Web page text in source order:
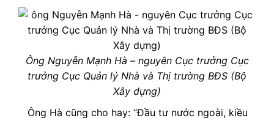
Ông Nguyễn Mạnh Hà – nguyên Cục trưởng Cục
trưởng Cục Quản lý Nhà và Thị trường BĐS (Bộ
Xây dựng)
Ông Hà cũng cho hay: “Đầu tư nước ngoài, kiều